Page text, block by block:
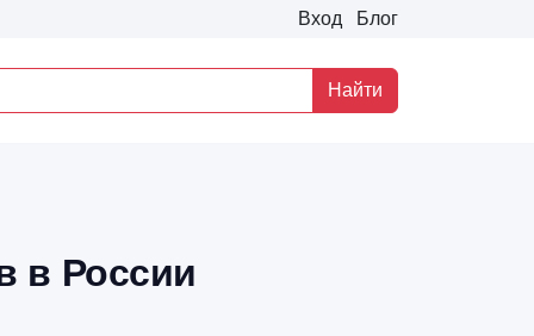
Вход Блог
Найти
в России